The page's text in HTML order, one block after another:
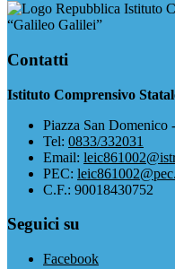
Istituto
“Galileo Galilei”
Contatti
Istituto Comprensivo
Piazza San Domenico
Tel: 0833/332031
Email:
PEC:
C.F.: 90018430752
Seguici su
Facebook